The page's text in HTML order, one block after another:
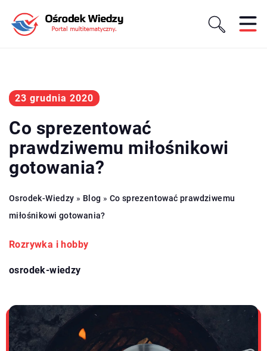
23 grudnia 2020
Co sprezentować
prawdziwemu miłośnikowi
gotowania?
Osrodek-Wiedzy » Blog » Co sprezentować prawdziwemu
miłośnikowi gotowania?
Rozrywka i hobby
osrodek-wiedzy